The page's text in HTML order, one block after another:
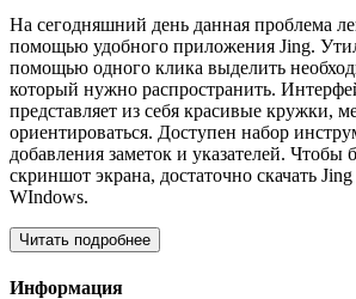
На сегодняшний день данная проблема
помощью удобного приложения Jing.
помощью одного клика выделить
который нужно распространить.
представляет из себя красивые кружки,
ориентироваться. Доступен набор
добавления заметок и указателей. Чтобы
скриншот экрана, достаточно скачать
WIndows.
Читать подробнее
Информация